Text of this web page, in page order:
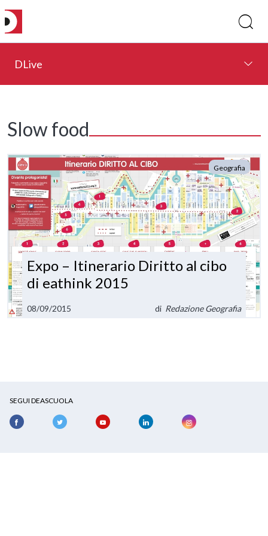
DLive
Slow food
Geografia
Expo – Itinerario Diritto al cibo
di eathink 2015
08/09/2015 di Redazione Geografia
SEGUI DEASCUOLA